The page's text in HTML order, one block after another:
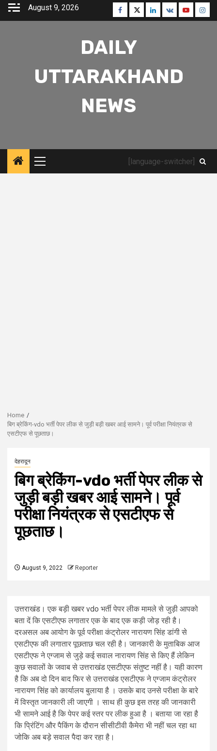
Skip
August 9, 2026 Facebook
TwitterLinkedin
VK Youtube
DAILY
UTTARAKHAND
NEWS
Primary
Menu
[language-switcher]
Home
बिग ब्रेकिंग-vdo भर्ती पेपर लीक से जुड़ी बड़ी खबर आई सामने। पूर्व परीक्षा नियंत्रक से
एसटीएफ से पूछताछ।
देहरादून
बिग ब्रेकिंग-vdo भर्ती पेपर लीक से
जुड़ी बड़ी खबर आई सामने। पूर्व
परीक्षा नियंत्रक से एसटीएफ से
पूछताछ।
August 9, 2022 Reporter
उत्तराखंड। एक बड़ी खबर vdo भर्ती पेपर लीक मामले से जुड़ी आपको
बता दें कि एसटीएफ लगातार एक के बाद एक कड़ी जोड़ रही है।
दरअसल अब आयोग के पूर्व परीक्षा कंट्रोलर नारायण सिंह डांगी से
एसटीएफ की लगातार पूछताछ चल रही है। जानकारी के मुताबिक आज
एसटीएफ ने एग्जाम से जुड़े कई सवाल नारायण सिंह से किए हैं लेकिन
कुछ सवालों के जवाब से उत्तराखंड एसटीएफ संतुष्ट नहीं है। यही कारण
है कि अब दो दिन बाद फिर से उत्तराखंड एसटीएफ ने एग्जाम कंट्रोलर
नारायण सिंह को कार्यालय बुलाया है । उसके बाद उनसे परीक्षा के बारे
में विस्तृत जानकारी ली जाएगी । साथ ही कुछ इस तरह की जानकारी
भी सामने आई है कि पेपर कई स्तर पर लीक हुआ है । बताया जा रहा है
कि प्रिंटिंग और पैकिंग के दौरान सीसीटीवी कैमेरा भी नहीं चल रहा था
जोकि अब बड़े सवाल पैदा कर रहा है।